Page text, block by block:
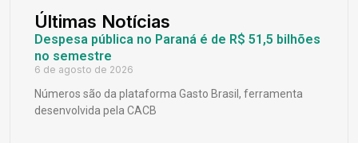
Últimas Notícias
Despesa pública no Paraná é de R$ 51,5 bilhões
no semestre
6 de agosto de 2026
Números são da plataforma Gasto Brasil, ferramenta
desenvolvida pela CACB